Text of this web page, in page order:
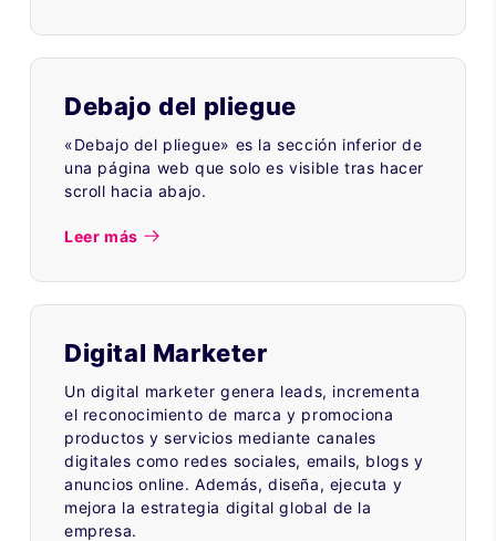
Debajo del pliegue
«Debajo del pliegue» es la sección inferior de
una página web que solo es visible tras hacer
scroll hacia abajo.
Leer más
Digital Marketer
Un digital marketer genera leads, incrementa
el reconocimiento de marca y promociona
productos y servicios mediante canales
digitales como redes sociales, emails, blogs y
anuncios online. Además, diseña, ejecuta y
mejora la estrategia digital global de la
empresa.